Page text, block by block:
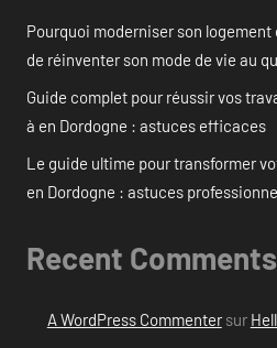
Pourquoi moderniser son
de réinventer son mode de vie au
Guide complet pour réussir vos
à en Dordogne : astuces efficaces
Le guide ultime pour transformer
en Dordogne : astuces
Recent Comments
A WordPress Commentersur